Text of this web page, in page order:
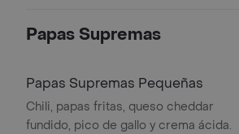
Papas Supremas
Papas Supremas Pequeñas
Chili, papas fritas, queso cheddar
fundido, pico de gallo y crema ácida.